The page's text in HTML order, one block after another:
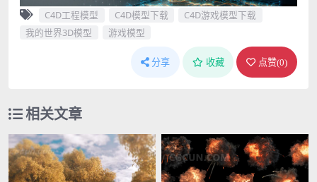
C4D工程模型 C4D模型下载
C4D游戏模型下载
我的世界3D模型
游戏模型
分享 收藏 点赞(0)
相关文章